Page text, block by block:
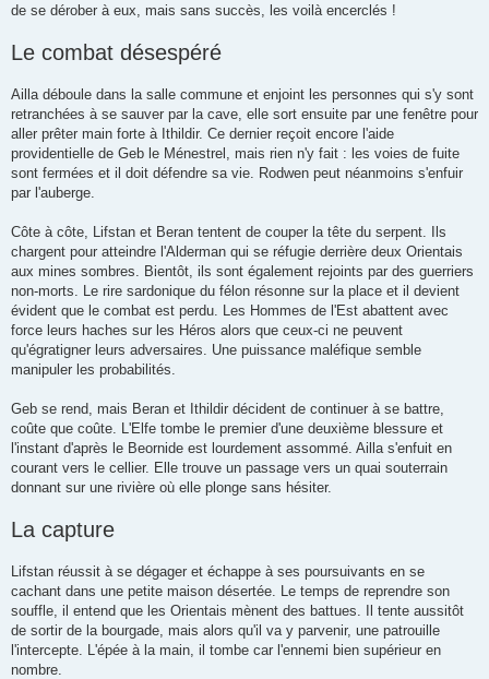
de se dérober à eux, mais sans succès, les voilà encerclés !
Le combat désespéré
Ailla déboule dans la salle commune et enjoint les personnes qui s'y sont
retranchées à se sauver par la cave, elle sort ensuite par une fenêtre pour
aller prêter main forte à Ithildir. Ce dernier reçoit encore l'aide
providentielle de Geb le Ménestrel, mais rien n'y fait : les voies de fuite
sont fermées et il doit défendre sa vie. Rodwen peut néanmoins s'enfuir
par l'auberge.
Côte à côte, Lifstan et Beran tentent de couper la tête du serpent. Ils
chargent pour atteindre l'Alderman qui se réfugie derrière deux Orientais
aux mines sombres. Bientôt, ils sont également rejoints par des guerriers
non-morts. Le rire sardonique du félon résonne sur la place et il devient
évident que le combat est perdu. Les Hommes de l'Est abattent avec
force leurs haches sur les Héros alors que ceux-ci ne peuvent
qu'égratigner leurs adversaires. Une puissance maléfique semble
manipuler les probabilités.
Geb se rend, mais Beran et Ithildir décident de continuer à se battre,
coûte que coûte. L'Elfe tombe le premier d'une deuxième blessure et
l'instant d'après le Beornide est lourdement assommé. Ailla s'enfuit en
courant vers le cellier. Elle trouve un passage vers un quai souterrain
donnant sur une rivière où elle plonge sans hésiter.
La capture
Lifstan réussit à se dégager et échappe à ses poursuivants en se
cachant dans une petite maison désertée. Le temps de reprendre son
souffle, il entend que les Orientais mènent des battues. Il tente aussitôt
de sortir de la bourgade, mais alors qu'il va y parvenir, une patrouille
l'intercepte. L'épée à la main, il tombe car l'ennemi bien supérieur en
nombre.